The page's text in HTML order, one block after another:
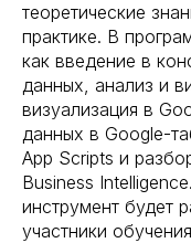
теоретические
практике. В
как введение в
данных, анализ и
визуализация в
данных в Google-
App Scripts и
Business
инструмент будет
участники